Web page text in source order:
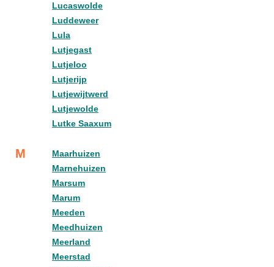
Lucaswolde
Luddeweer
Lula
Lutjegast
Lutjeloo
Lutjerijp
Lutjewijtwerd
Lutjewolde
Lutke Saaxum
M
Maarhuizen
Marnehuizen
Marsum
Marum
Meeden
Meedhuizen
Meerland
Meerstad